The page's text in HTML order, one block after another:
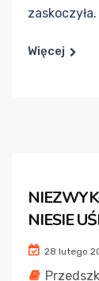
Więcej
NIESIE
28 lutego